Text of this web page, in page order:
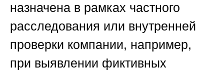
назначена в рамках частного
расследования или внутренней
проверки компании, например,
при выявлении фиктивных